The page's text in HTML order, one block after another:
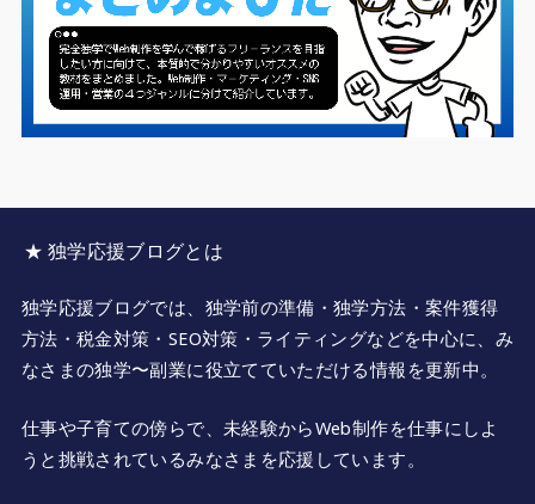
★ 独学応援ブログとは
独学応援ブログでは、独学前の準備・独学方法・案件獲得
方法・税金対策・SEO対策・ライティングなどを中心に、み
なさまの独学〜副業に役立てていただける情報を更新中。
仕事や子育ての傍らで、未経験からWeb制作を仕事にしよ
うと挑戦されているみなさまを応援しています。